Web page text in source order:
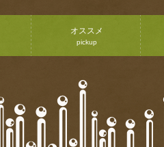
オススメ
pickup